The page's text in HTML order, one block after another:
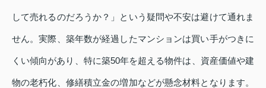
して売れるのだろうか？」という疑問や不安は避けて通れま
せん。実際、築年数が経過したマンションは買い手がつきに
くい傾向があり、特に築50年を超える物件は、資産価値や建
物の老朽化、修繕積立金の増加などが懸念材料となります。